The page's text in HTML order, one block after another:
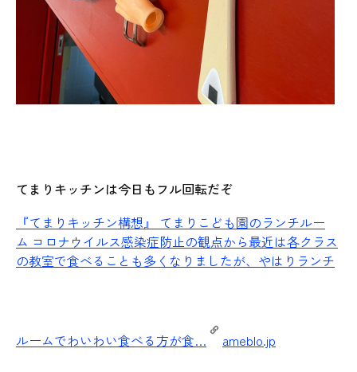
てまりキッチンは今日もフル回転だぞ
『てまりキッチン構想』
てまりこども園のランチルー
ム コロナウイルス感染症防止の観点から最近は各クラス
の教室で食べることも多くなりましたが、やはりランチ
ルームでわいわい食べる方が食… ameblo.jp